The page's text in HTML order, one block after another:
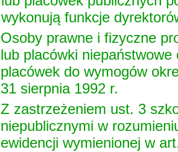
wykonują funkcje
Osoby prawne i fizyczne
lub placówki niepaństwowe
placówek do wymogów
31 sierpnia 1992 r.
Z zastrzeżeniem ust. 3
niepublicznymi w
ewidencji wymienionej w